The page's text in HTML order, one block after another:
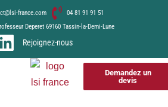
france.com
04 81 91 91 51
Deperet 69160 Tassin-la-Demi-Lune
Rejoignez-nous
Demandez un
devis